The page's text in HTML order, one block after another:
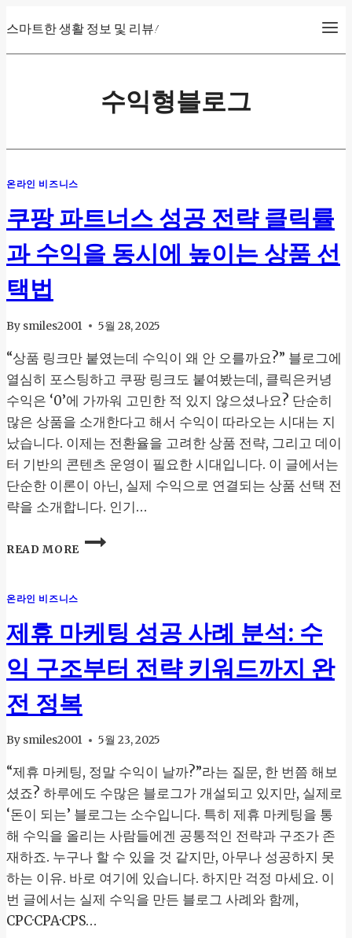
to
content
스마트한 생활 정보 및 리뷰!
수익형블로그
온라인 비즈니스
쿠팡 파트너스 성공 전략 클릭률
과 수익을 동시에 높이는 상품 선
택법
By smiles2001 5월 28, 2025
“상품 링크만 붙였는데 수익이 왜 안 오를까요?” 블로그에
열심히 포스팅하고 쿠팡 링크도 붙여봤는데, 클릭은커녕
수익은 ‘0’에 가까워 고민한 적 있지 않으셨나요? 단순히
많은 상품을 소개한다고 해서 수익이 따라오는 시대는 지
났습니다. 이제는 전환율을 고려한 상품 전략, 그리고 데이
터 기반의 콘텐츠 운영이 필요한 시대입니다. 이 글에서는
단순한 이론이 아닌, 실제 수익으로 연결되는 상품 선택 전
략을 소개합니다. 인기…
READ MORE
쿠
스
성
전
클
릭
률
수
익
을
동
시
에
이
는
상
온라인 비즈니스
제휴 마케팅 성공 사례 분석: 수
익 구조부터 전략 키워드까지 완
전 정복
By smiles2001 5월 23, 2025
“제휴 마케팅, 정말 수익이 날까?”라는 질문, 한 번쯤 해보
셨죠? 하루에도 수많은 블로그가 개설되고 있지만, 실제로
‘돈이 되는’ 블로그는 소수입니다. 특히 제휴 마케팅을 통
해 수익을 올리는 사람들에겐 공통적인 전략과 구조가 존
재하죠. 누구나 할 수 있을 것 같지만, 아무나 성공하지 못
하는 이유. 바로 여기에 있습니다. 하지만 걱정 마세요. 이
번 글에서는 실제 수익을 만든 블로그 사례와 함께,
CPC·CPA·CPS…